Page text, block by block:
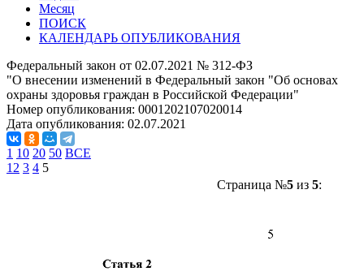
Месяц
ПОИСК
КАЛЕНДАРЬ ОПУБЛИКОВАНИЯ
Федеральный закон от 02.07.2021 № 312-ФЗ
"О внесении изменений в Федеральный закон "Об основах
охраны здоровья граждан в Российской Федерации"
Номер опубликования: 0001202107020014
Дата опубликования: 02.07.2021
1 10 20 50 ВСЕ
1 2 3 4 5
Страница №5из 5: